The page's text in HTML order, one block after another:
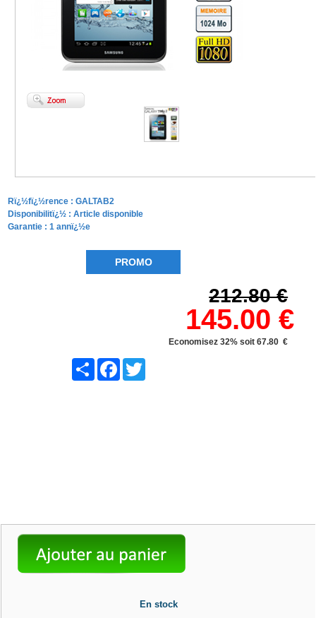
Rï¿½fï¿½rence : GALTAB2
Disponibilitï¿½ : Article disponible
Garantie : 1 annï¿½e
PROMO
212.80 €
145.00 €
Economisez 32% soit 67.80 €
Share Facebook
En stock